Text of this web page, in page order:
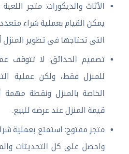
الأثاث والديكورات: متجر
يمكن القيام بعملية شراء
التى تحتاجها فى تطوير المنزل
تصميم الحدائق: لا تتوقف
للمنزل فقط، ولكن عملية
الخاصة بالمنزل ونقطة مهمة
قيمة المنزل عند عرضه للبيع.
متجر مفتوح: استمتع بعملية
واحصل على كل التحديثات